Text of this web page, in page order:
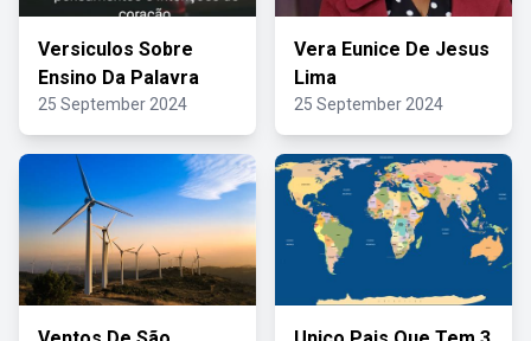
Versiculos Sobre
Ensino Da Palavra
25 September 2024
Vera Eunice De Jesus
Lima
25 September 2024